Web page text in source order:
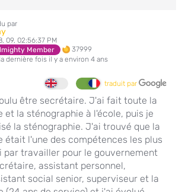
par
09, 02:56:37 PM
Member
37999
dernière fois il y a environ 4 ans
traduit par
être secrétaire. J'ai fait toute la
et la sténographie à l'école, puis je
la sténographie. J'ai trouvé que la
était l'une des compétences les plus
par travailler pour le gouvernement
assistant personnel,
social senior, superviseur et la